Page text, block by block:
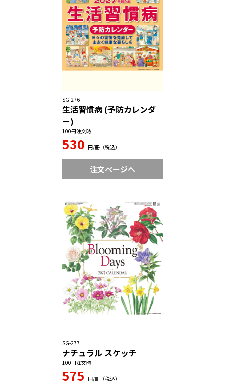
SG-276
生活習慣病 (予防カレンダ
ー)
100冊注文時
530 円/冊（税込）
注文ページへ
SG-277
ナチュラル スケッチ
100冊注文時
575 円/冊（税込）